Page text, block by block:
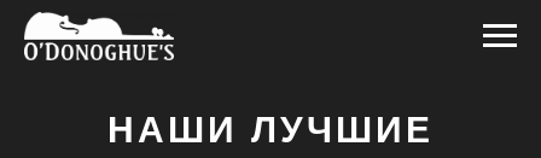
НАШИ ЛУЧШИЕ